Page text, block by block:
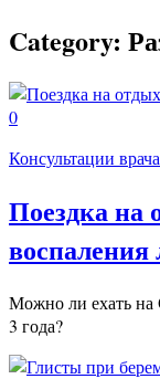
Category:
0
Консультации
Поездка на
воспаления
Можно ли ехать на
3 года?